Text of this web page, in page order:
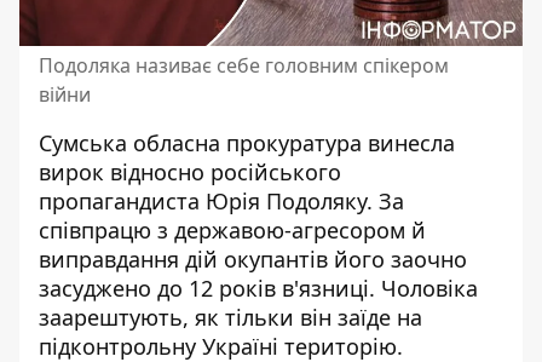
Подоляка називає себе головним спікером
війни
Сумська обласна прокуратура винесла
вирок відносно російського
пропагандиста Юрія Подоляку. За
співпрацю з державою-агресором й
виправдання дій окупантів його заочно
засуджено до 12 років в'язниці. Чоловіка
заарештують, як тільки він заїде на
підконтрольну Україні територію.